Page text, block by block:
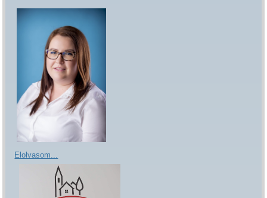
Elolvasom...